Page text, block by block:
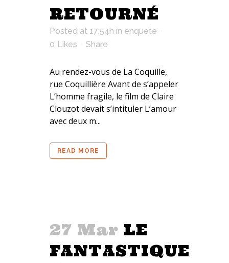
RETOURNÉ
Posted at 17:54h in enquete
0 Likes Share
Au rendez-vous de La Coquille,
rue Coquillière Avant de s’appeler
L’homme fragile, le film de Claire
Clouzot devait s’intituler L’amour
avec deux m...
READ MORE
27 Mar LE
FANTASTIQUE